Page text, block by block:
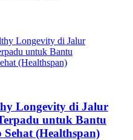
Longevity di Jalur
untuk Bantu
(Healthspan)